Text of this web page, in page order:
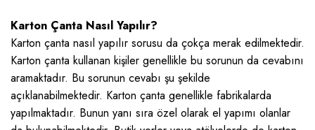
Karton Çanta Nasıl Yapılır?
Karton çanta nasıl yapılır sorusu da çokça merak edilmektedir.
Karton çanta kullanan kişiler genellikle bu sorunun da cevabını
aramaktadır. Bu sorunun cevabı şu şekilde
açıklanabilmektedir. Karton çanta genellikle fabrikalarda
yapılmaktadır. Bunun yanı sıra özel olarak el yapımı olanlar